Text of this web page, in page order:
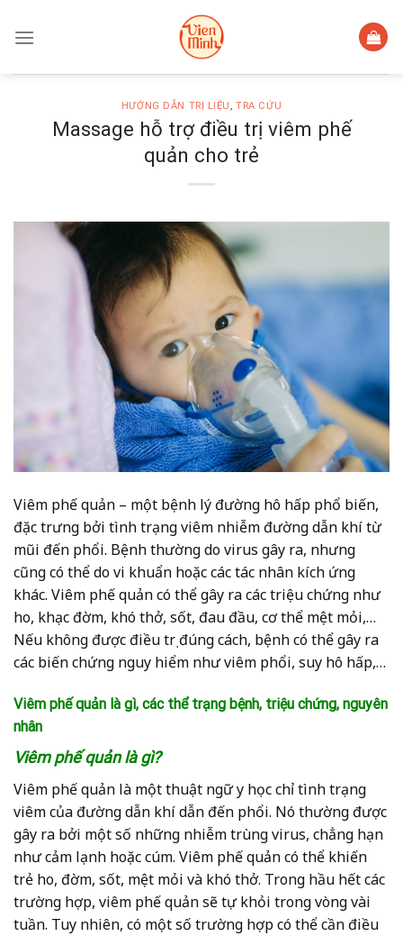
HƯỚNG DẪN TRỊ LIỆU ,TRA CỨU
Massage hỗ trợ điều trị viêm phế
quản cho trẻ
Viêm phế quản – một bệnh lý đường hô hấp phổ biến,
đặc trưng bởi tình trạng viêm nhiễm đường dẫn khí từ
mũi đến phổi. Bệnh thường do virus gây ra, nhưng
cũng có thể do vi khuẩn hoặc các tác nhân kích ứng
khác. Viêm phế quản có thể gây ra các triệu chứng như
ho, khạc đờm, khó thở, sốt, đau đầu, cơ thể mệt mỏi,…
Nếu không được điều trị đúng cách, bệnh có thể gây ra
các biến chứng nguy hiểm như viêm phổi, suy hô hấp,…
Viêm phế quản là gì, các thể trạng bệnh, triệu chứng, nguyên
nhân
Viêm phế quản là gì?
Viêm phế quản là một thuật ngữ y học chỉ tình trạng
viêm của đường dẫn khí dẫn đến phổi. Nó thường được
gây ra bởi một số những nhiễm trùng virus, chẳng hạn
như cảm lạnh hoặc cúm. Viêm phế quản có thể khiến
trẻ ho, đờm, sốt, mệt mỏi và khó thở. Trong hầu hết các
trường hợp, viêm phế quản sẽ tự khỏi trong vòng vài
tuần. Tuy nhiên, có một số trường hợp có thể cần điều